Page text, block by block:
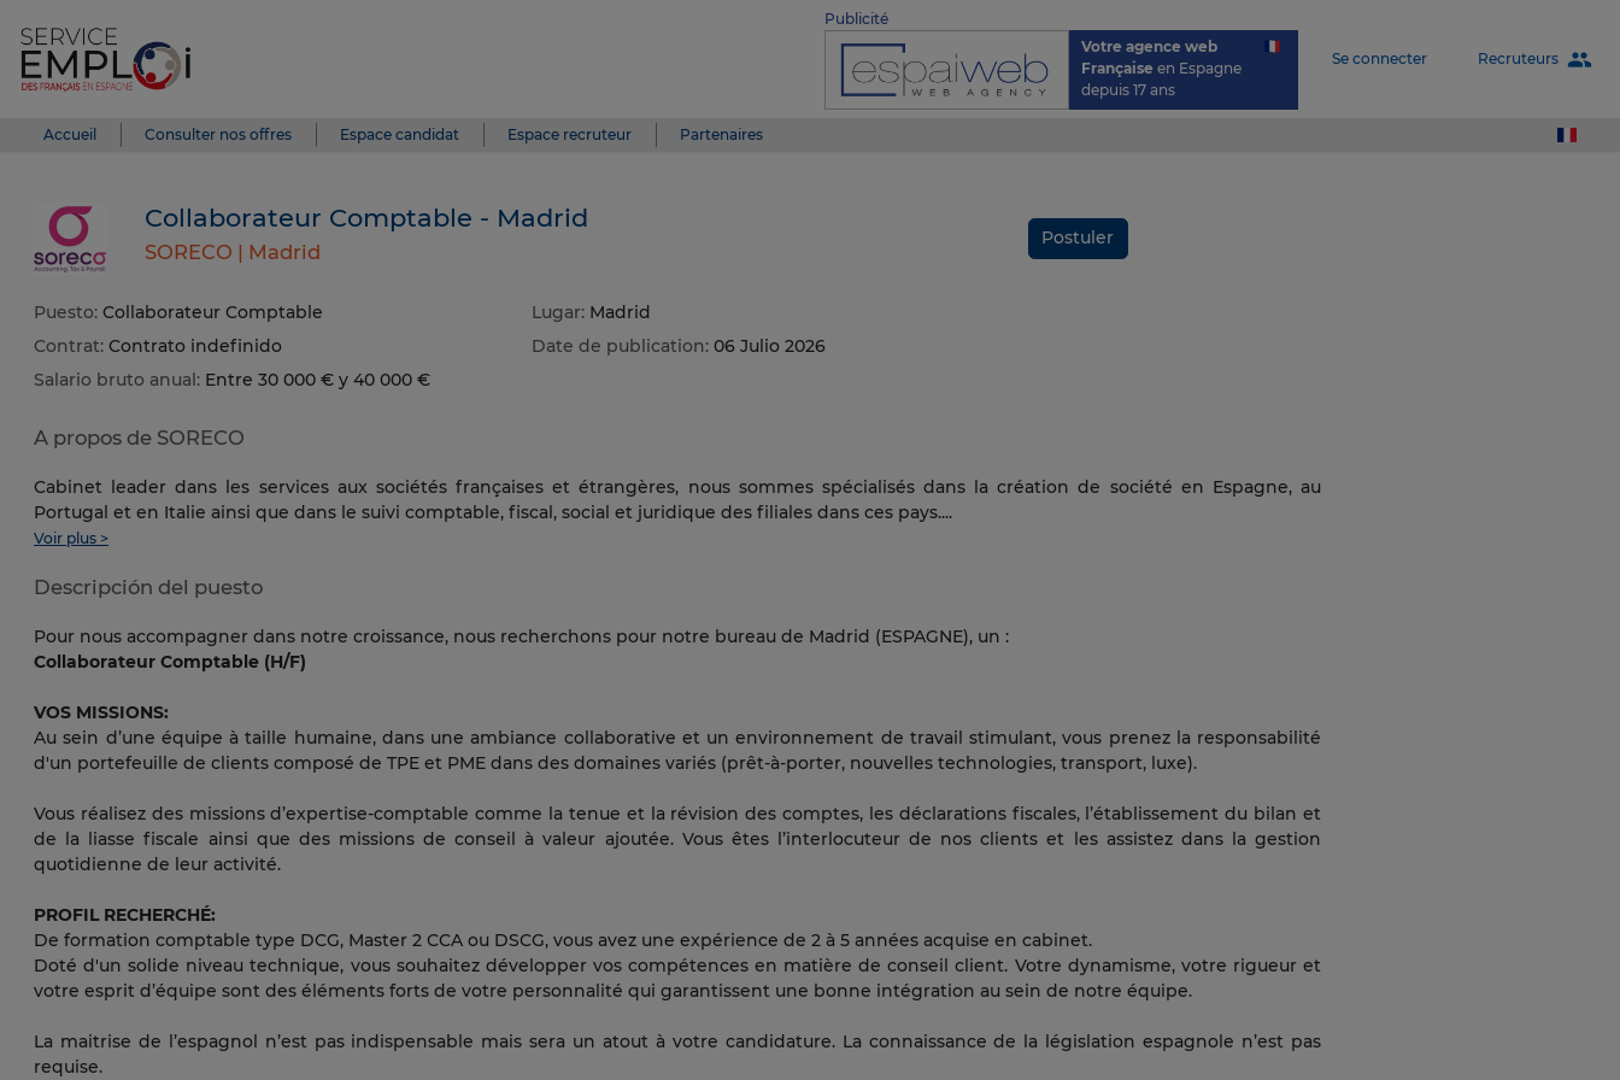
Publicité
Votre agence web
Française en Espagne
depuis 17 ans
Se connecter Recruteurs people
Accueil Consulter nos offres Espace candidat Espace recruteur Partenaires
Collaborateur Comptable - Madrid
SORECO | Madrid
Postuler
Puesto: Collaborateur Comptable Lugar: Madrid
Contrat: Contrato indefinido Date de publication: 06 Julio 2026
Salario bruto anual: Entre 30 000 € y 40 000 €
A propos de SORECO
Cabinet leader dans les services aux sociétés françaises et étrangères, nous sommes spécialisés dans la création de société en Espagne, au
Portugal et en Italie ainsi que dans le suivi comptable, fiscal, social et juridique des filiales dans ces pays....
Voir plus >
Descripción del puesto
Pour nous accompagner dans notre croissance, nous recherchons pour notre bureau de Madrid (ESPAGNE), un :
Collaborateur Comptable (H/F)
VOS MISSIONS:
Au sein d’une équipe à taille humaine, dans une ambiance collaborative et un environnement de travail stimulant, vous prenez la responsabilité
d'un portefeuille de clients composé de TPE et PME dans des domaines variés (prêt-à-porter, nouvelles technologies, transport, luxe).
Vous réalisez des missions d’expertise-comptable comme la tenue et la révision des comptes, les déclarations fiscales, l’établissement du bilan et
de la liasse fiscale ainsi que des missions de conseil à valeur ajoutée. Vous êtes l’interlocuteur de nos clients et les assistez dans la gestion
quotidienne de leur activité.
PROFIL RECHERCHÉ:
De formation comptable type DCG, Master 2 CCA ou DSCG, vous avez une expérience de 2 à 5 années acquise en cabinet.
Doté d'un solide niveau technique, vous souhaitez développer vos compétences en matière de conseil client. Votre dynamisme, votre rigueur et
votre esprit d’équipe sont des éléments forts de votre personnalité qui garantissent une bonne intégration au sein de notre équipe.
La maitrise de l’espagnol n’est pas indispensable mais sera un atout à votre candidature. La connaissance de la législation espagnole n’est pas
requise.